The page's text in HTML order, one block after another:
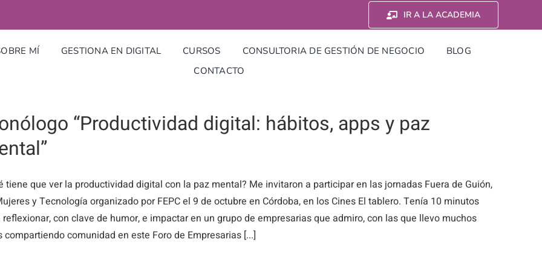
IR A LA ACADEMIA
MÍ GESTIONA EN DIGITAL CURSOS CONSULTORIA DE GESTIÓN DE NEGOCIO
BLOG
CONTACTO
“Productividad digital: hábitos, apps y paz
tiene que ver la productividad digital con la paz mental? Me invitaron a participar en las jornadas Fuera de Guión,
y Tecnología organizado por FEPC el 9 de octubre en Córdoba, en los Cines El tablero. Tenía 10 minutos
reflexionar, con clave de humor, e impactar en un grupo de empresarias que admiro, con las que llevo muchos
compartiendo comunidad en este Foro de Empresarias [...]